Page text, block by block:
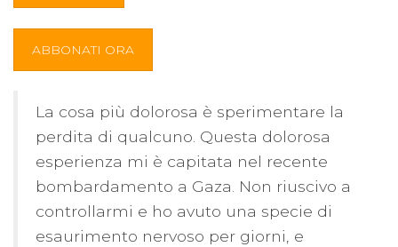
ABBONATI ORA
La cosa più dolorosa è sperimentare la
perdita di qualcuno. Questa dolorosa
esperienza mi è capitata nel recente
bombardamento a Gaza. Non riuscivo a
controllarmi e ho avuto una specie di
esaurimento nervoso per giorni, e